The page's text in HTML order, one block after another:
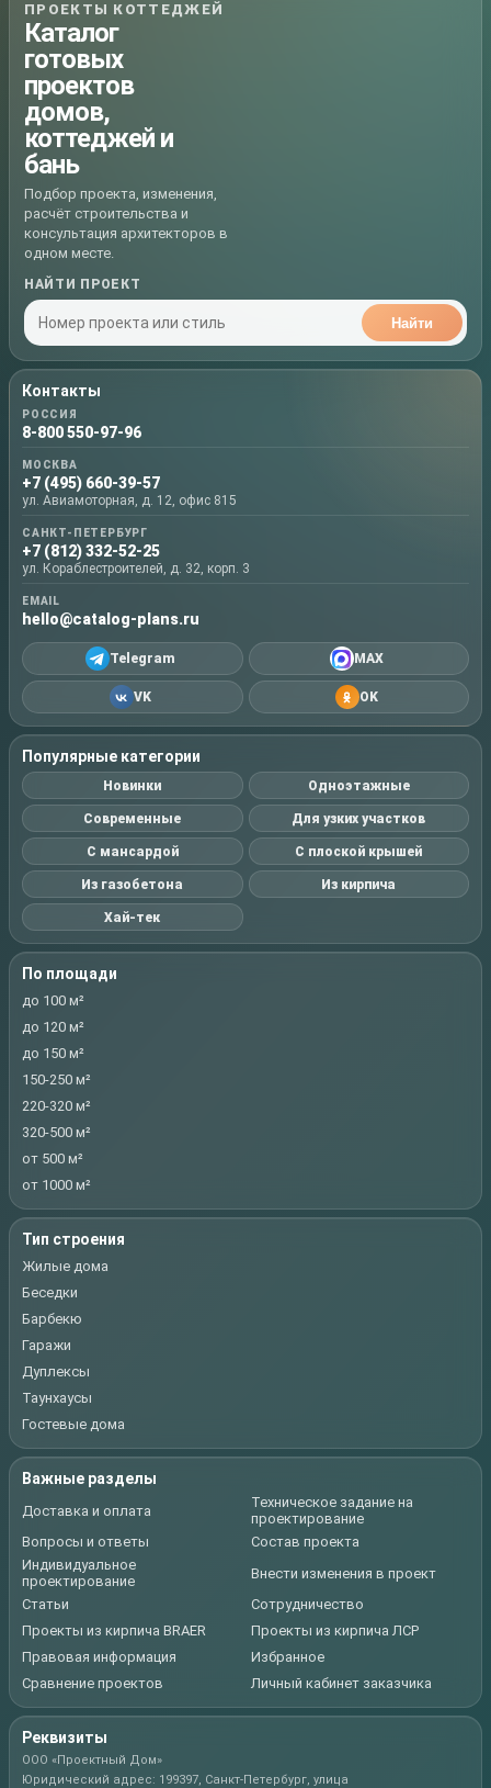
ПРОЕКТЫ КОТТЕДЖЕЙ
Каталог
готовых
проектов
домов,
коттеджей и
бань
Подбор проекта, изменения,
расчёт строительства и
консультация архитекторов в
одном месте.
НАЙТИ ПРОЕКТ
Найти
Контакты
РОССИЯ
8-800 550-97-96
МОСКВА
+7 (495) 660-39-57
ул. Авиамоторная, д. 12, офис 815
САНКТ-ПЕТЕРБУРГ
+7 (812) 332-52-25
ул. Кораблестроителей, д. 32, корп. 3
EMAIL
hello@catalog-plans.ru
Telegram MAX
VK OK
Популярные категории
Новинки Одноэтажные
Современные Для узких участков
С мансардой С плоской крышей
Из газобетона Из кирпича
Хай-тек
По площади
до 100 м²
до 120 м²
до 150 м²
150-250 м²
220-320 м²
320-500 м²
от 500 м²
от 1000 м²
Тип строения
Жилые дома
Беседки
Барбекю
Гаражи
Дуплексы
Таунхаусы
Гостевые дома
Важные разделы
Доставка и оплата
Техническое задание на
проектирование
Вопросы и ответы
Состав проекта
Индивидуальное
проектирование
Внести изменения в проект
Статьи
Сотрудничество
Проекты из кирпича BRAER
Проекты из кирпича ЛСР
Правовая информация
Избранное
Сравнение проектов
Личный кабинет заказчика
Реквизиты
ООО «Проектный Дом»
Юридический адрес: 199397, Санкт-Петербург, улица